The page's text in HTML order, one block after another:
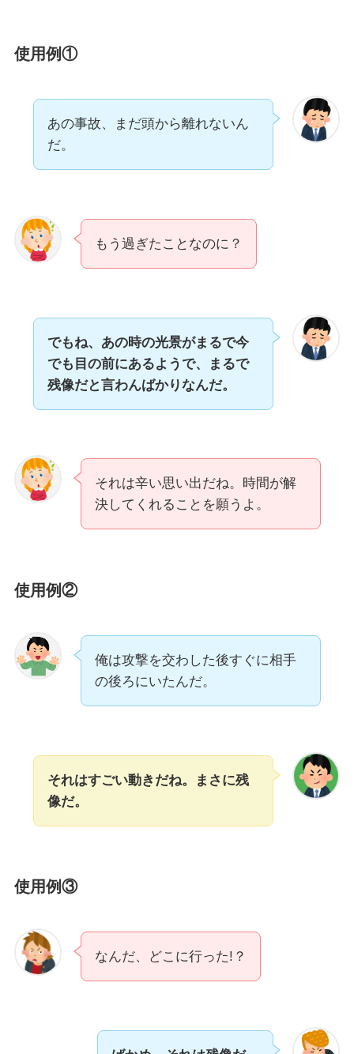
使用例①
あの事故、まだ頭から離れないん
だ。
もう過ぎたことなのに？
でもね、あの時の光景がまるで今
でも目の前にあるようで、まるで
残像だと言わんばかりなんだ。
それは辛い思い出だね。時間が解
決してくれることを願うよ。
使用例②
俺は攻撃を交わした後すぐに相手
の後ろにいたんだ。
それはすごい動きだね。まさに残
像だ。
使用例③
なんだ、どこに行った!？